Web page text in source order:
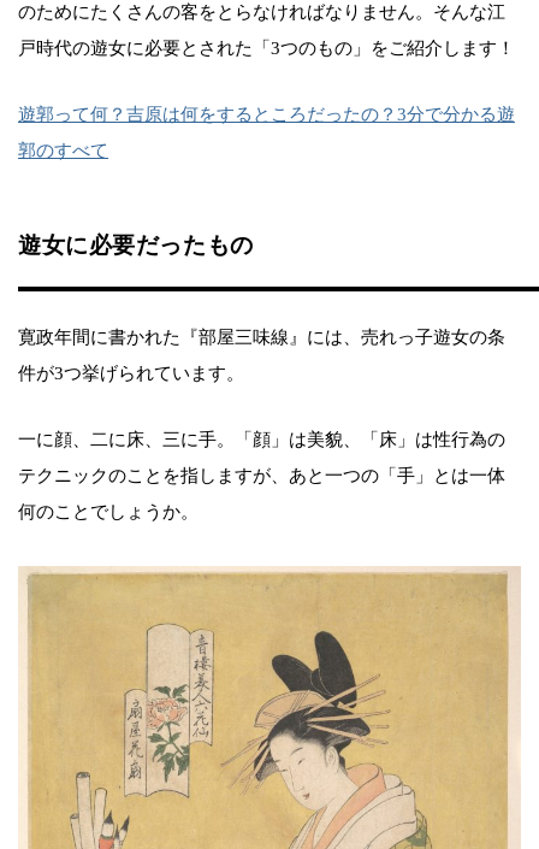
のためにたくさんの客をとらなければなりません。そんな江
戸時代の遊女に必要とされた「3つのもの」をご紹介します！
遊郭って何？吉原は何をするところだったの？3分で分かる遊
郭のすべて
遊女に必要だったもの
寛政年間に書かれた『部屋三味線』には、売れっ子遊女の条
件が3つ挙げられています。
一に顔、二に床、三に手。「顔」は美貌、「床」は性行為の
テクニックのことを指しますが、あと一つの「手」とは一体
何のことでしょうか。